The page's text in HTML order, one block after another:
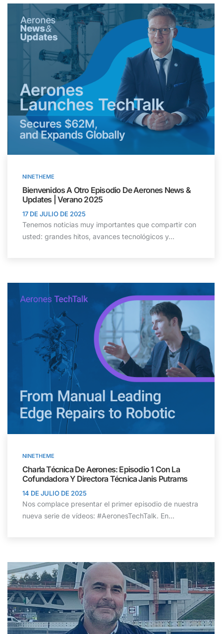
NINETHEME
Bienvenidos A Otro Episodio De Aerones News &
Updates | Verano 2025
17 DE JULIO DE 2025
Tenemos noticias muy importantes que compartir con
usted: grandes hitos, avances tecnológicos y...
NINETHEME
Charla Técnica De Aerones: Episodio 1 Con La
Cofundadora Y Directora Técnica Janis Putrams
14 DE JULIO DE 2025
Nos complace presentar el primer episodio de nuestra
nueva serie de vídeos: #AeronesTechTalk. En...